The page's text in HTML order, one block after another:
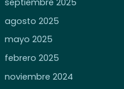
agosto 2025
mayo 2025
febrero 2025
noviembre 2024